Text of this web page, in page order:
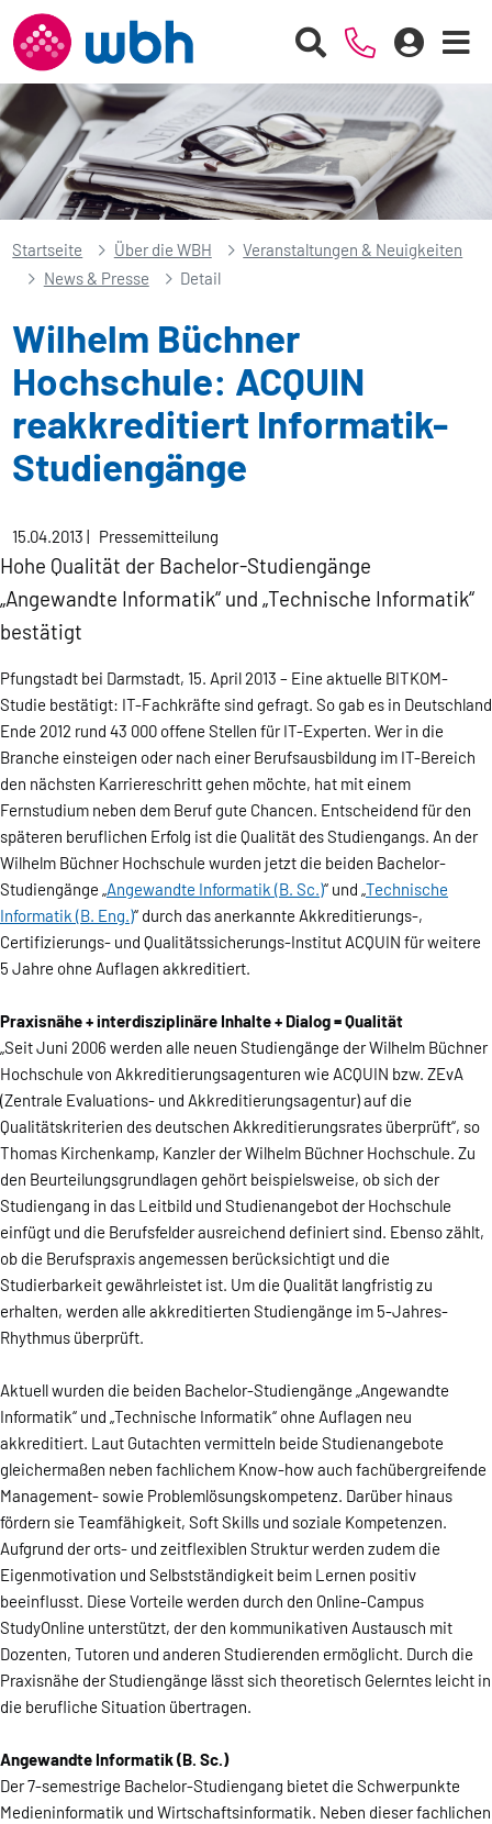
Startseite Über die WBH
Veranstaltungen & Neuigkeiten
News & Presse
Detail
Wilhelm Büchner
Hochschule: ACQUIN
reakkreditiert Informatik-
Studiengänge
15.04.2013| Pressemitteilung
Hohe Qualität der Bachelor-Studiengänge
„Angewandte Informatik“ und „Technische Informatik“
bestätigt
Pfungstadt bei Darmstadt, 15. April 2013 – Eine aktuelle BITKOM-
Studie bestätigt: IT-Fachkräfte sind gefragt. So gab es in Deutschland
Ende 2012 rund 43 000 offene Stellen für IT-Experten. Wer in die
Branche einsteigen oder nach einer Berufsausbildung im IT-Bereich
den nächsten Karriereschritt gehen möchte, hat mit einem
Fernstudium neben dem Beruf gute Chancen. Entscheidend für den
späteren beruflichen Erfolg ist die Qualität des Studiengangs. An der
Wilhelm Büchner Hochschule wurden jetzt die beiden Bachelor-
Studiengänge „Angewandte Informatik (B. Sc.)“ und „Technische
Informatik (B. Eng.)“ durch das anerkannte Akkreditierungs-,
Certifizierungs- und Qualitätssicherungs-Institut ACQUIN für weitere
5 Jahre ohne Auflagen akkreditiert.
Praxisnähe + interdisziplinäre Inhalte + Dialog = Qualität
„Seit Juni 2006 werden alle neuen Studiengänge der Wilhelm Büchner
Hochschule von Akkreditierungsagenturen wie ACQUIN bzw. ZEvA
(Zentrale Evaluations- und Akkreditierungsagentur) auf die
Qualitätskriterien des deutschen Akkreditierungsrates überprüft“, so
Thomas Kirchenkamp, Kanzler der Wilhelm Büchner Hochschule. Zu
den Beurteilungsgrundlagen gehört beispielsweise, ob sich der
Studiengang in das Leitbild und Studienangebot der Hochschule
einfügt und die Berufsfelder ausreichend definiert sind. Ebenso zählt,
ob die Berufspraxis angemessen berücksichtigt und die
Studierbarkeit gewährleistet ist. Um die Qualität langfristig zu
erhalten, werden alle akkreditierten Studiengänge im 5-Jahres-
Rhythmus überprüft.
Aktuell wurden die beiden Bachelor-Studiengänge „Angewandte
Informatik“ und „Technische Informatik“ ohne Auflagen neu
akkreditiert. Laut Gutachten vermitteln beide Studienangebote
gleichermaßen neben fachlichem Know-how auch fachübergreifende
Management- sowie Problemlösungskompetenz. Darüber hinaus
fördern sie Teamfähigkeit, Soft Skills und soziale Kompetenzen.
Aufgrund der orts- und zeitflexiblen Struktur werden zudem die
Eigenmotivation und Selbstständigkeit beim Lernen positiv
beeinflusst. Diese Vorteile werden durch den Online-Campus
StudyOnline unterstützt, der den kommunikativen Austausch mit
Dozenten, Tutoren und anderen Studierenden ermöglicht. Durch die
Praxisnähe der Studiengänge lässt sich theoretisch Gelerntes leicht in
die berufliche Situation übertragen.
Angewandte Informatik (B. Sc.)
Der 7-semestrige Bachelor-Studiengang bietet die Schwerpunkte
Medieninformatik und Wirtschaftsinformatik. Neben dieser fachlichen